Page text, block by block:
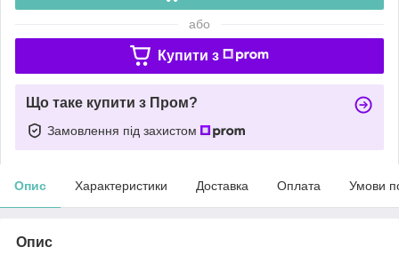
або
Купити з
Що таке купити з Пром?
Замовлення під захистом
Опис Характеристики Доставка Оплата Умови
Опис